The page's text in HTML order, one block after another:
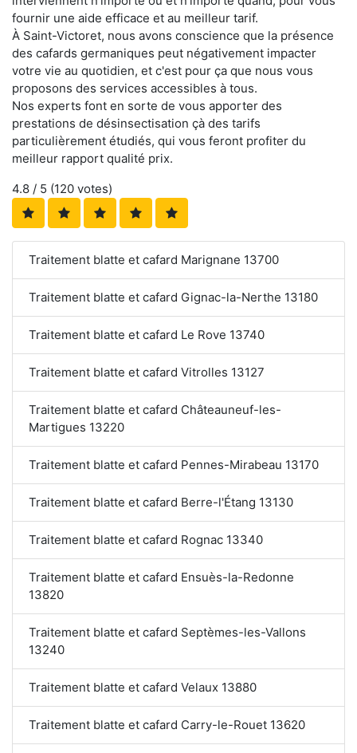
fournir une aide efficace et au meilleur tarif.
À Saint-Victoret, nous avons conscience que la présence
des cafards germaniques peut négativement impacter
votre vie au quotidien, et c'est pour ça que nous vous
proposons des services accessibles à tous.
Nos experts font en sorte de vous apporter des
prestations de désinsectisation çà des tarifs
particulièrement étudiés, qui vous feront profiter du
meilleur rapport qualité prix.
4.8 / 5 (120 votes)
Traitement blatte et cafard Marignane 13700
Traitement blatte et cafard Gignac-la-Nerthe 13180
Traitement blatte et cafard Le Rove 13740
Traitement blatte et cafard Vitrolles 13127
Traitement blatte et cafard Châteauneuf-les-
Martigues 13220
Traitement blatte et cafard Pennes-Mirabeau 13170
Traitement blatte et cafard Berre-l'Étang 13130
Traitement blatte et cafard Rognac 13340
Traitement blatte et cafard Ensuès-la-Redonne
13820
Traitement blatte et cafard Septèmes-les-Vallons
13240
Traitement blatte et cafard Velaux 13880
Traitement blatte et cafard Carry-le-Rouet 13620